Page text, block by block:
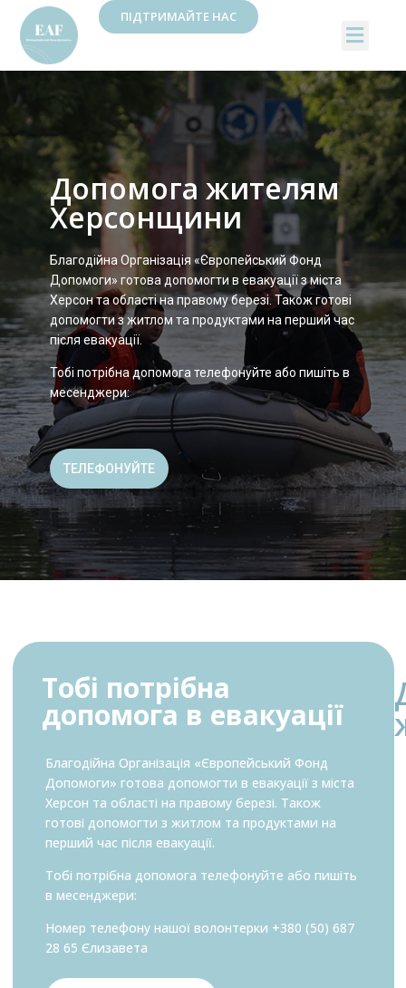
ПІДТРИМАЙТЕ НАС
Допомога жителям
Херсонщини
Благодійна Організація «Європейський Фонд
Допомоги» готова допомогти в евакуації з міста
Херсон та області на правому березі. Також готові
допомогти з житлом та продуктами на перший час
після евакуації.
Тобі потрібна допомога телефонуйте або пишіть в
месенджери:
ТЕЛЕФОНУЙТЕ
Тобі потрібна
допомога в евакуації
Благодійна Організація «Європейський Фонд
Допомоги» готова допомогти в евакуації з міста
Херсон та області на правому березі. Також
готові допомогти з житлом та продуктами на
перший час після евакуації.
Тобі потрібна допомога телефонуйте або пишіть
в месенджери:
Номер телефону нашої волонтерки +380 (50) 687
28 65 Єлизавета